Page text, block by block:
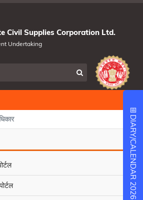
Civil Supplies Corporation Ltd.
Undertaking
📅
DIARY/CALENDAR 2026